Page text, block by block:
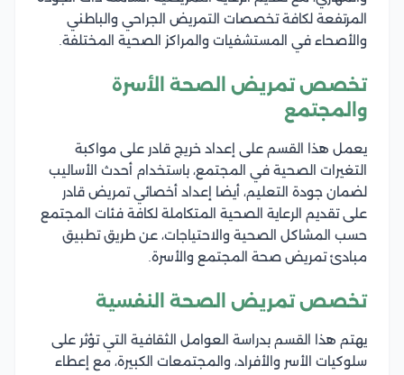
المرتفعة لكافة تخصصات التمريض الجراحي والباطني
والأصحاء في المستشفيات والمراكز الصحية المختلفة.
تخصص تمريض الصحة الأسرة
والمجتمع
يعمل هذا القسم على إعداد خريج قادر على مواكبة
التغيرات الصحية في المجتمع، باستخدام أحدث الأساليب
لضمان جودة التعليم، أيضا إعداد أخصائي تمريض قادر
على تقديم الرعاية الصحية المتكاملة لكافة فئات المجتمع
حسب المشاكل الصحية والاحتياجات، عن طريق تطبيق
مبادئ تمريض صحة المجتمع والأسرة.
تخصص تمريض الصحة النفسية
يهتم هذا القسم بدراسة العوامل الثقافية التي تؤثر على
سلوكيات الأسر والأفراد، والمجتمعات الكبيرة، مع إعطاء